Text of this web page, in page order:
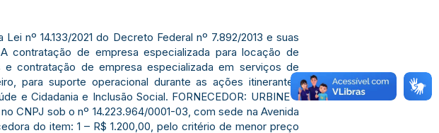
nº 14.133/2021 do Decreto Federal nº 7.892/2013 e suas
contratação de empresa especializada para locação de
contratação de empresa especializada em serviços de
para suporte operacional durante as ações itinerantes
e Cidadania e Inclusão Social. FORNECEDOR: URBINE –
CNPJ sob o nº 14.223.964/0001-03, com sede na Avenida
do item: 1 – R$ 1.200,00, pelo critério de menor preço